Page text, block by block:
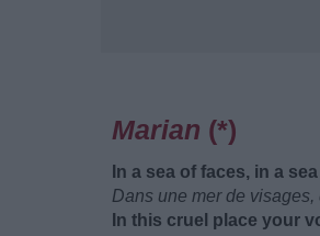
Marian (*)
In a sea of faces, in a
Dans une mer de
In this cruel place your